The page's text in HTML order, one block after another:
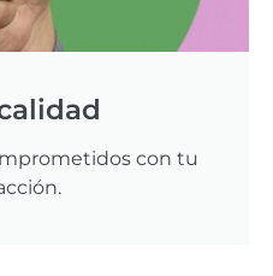
con tu